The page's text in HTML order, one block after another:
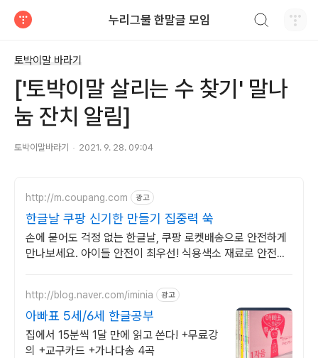
누리그물 한말글 모임
토박이말 바라기
['토박이말 살리는 수 찾기' 말나
눔 잔치 알림]
토박이말바라기 2021. 9. 28. 09:04
http://m.coupang.com 광고
한글날 쿠팡 신기한 만들기 집중력 쑥
손에 묻어도 걱정 없는 한글날, 쿠팡 로켓배송으로 안전하게
만나보세요. 아이들 안전이 최우선! 식용색소 재료로 안전한
http://blog.naver.com/iminia 광고
아빠표 5세/6세 한글공부
집에서 15분씩 1달 만에 읽고 쓴다! +무료강
의 +교구카드 +가나다송 4곡